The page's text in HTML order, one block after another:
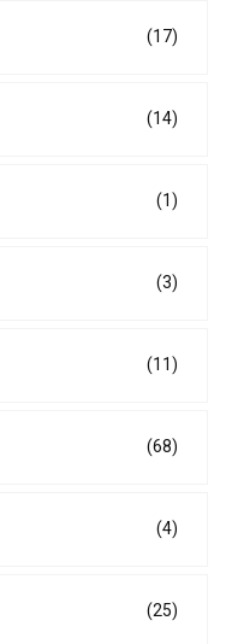
(17)
(14)
(1)
(3)
(11)
(68)
(4)
(25)